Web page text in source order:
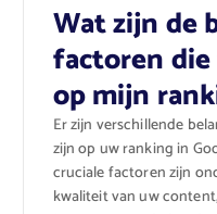
Wat zijn de
factoren
op mijn
Er zijn verschillende
zijn op uw ranking in
cruciale factoren zijn
kwaliteit van uw